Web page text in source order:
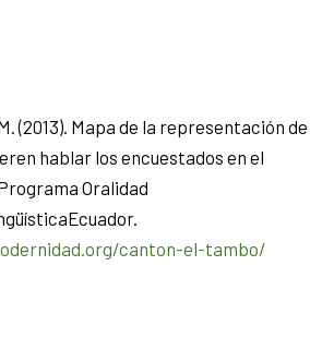
(2013). Mapa de la representación de
hablar los encuestados en el
Oralidad
canton-el-tambo/